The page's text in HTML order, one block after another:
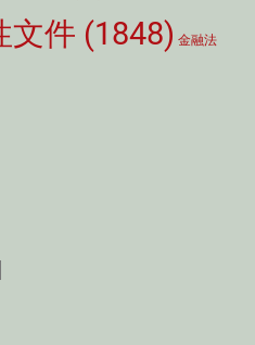
文件 (1848) 金融法